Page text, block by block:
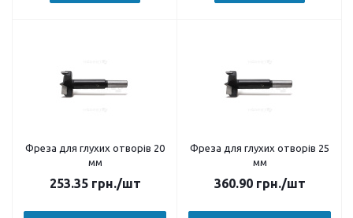
Фреза для глухих отворів 20
мм
253.35грн./шт
Фреза для глухих отворів 25
мм
360.90грн./шт